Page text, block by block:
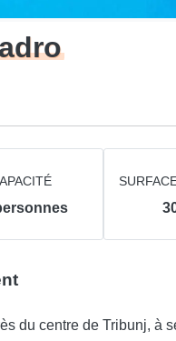
du centre de Tribunj, à